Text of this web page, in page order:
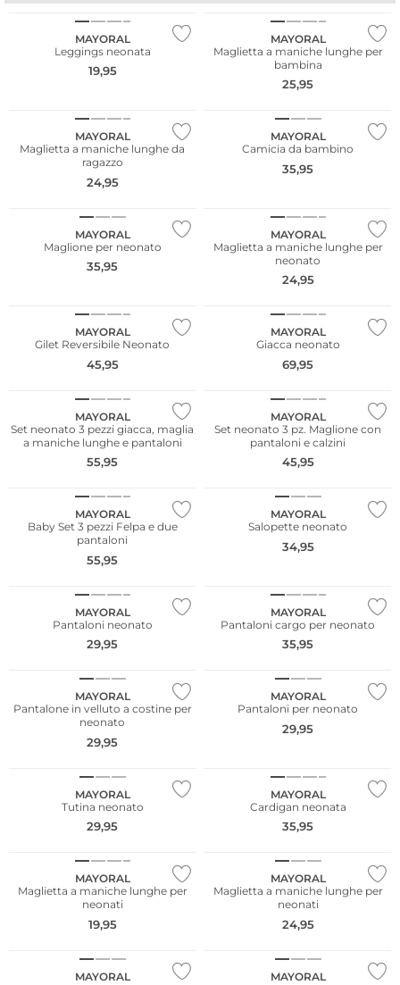
MAYORAL
Leggings neonata
19,95
MAYORAL
Maglietta a maniche lunghe per
bambina
25,95
MAYORAL
Maglietta a maniche lunghe da
ragazzo
24,95
MAYORAL
Camicia da bambino
35,95
MAYORAL
Maglione per neonato
35,95
MAYORAL
Maglietta a maniche lunghe per
neonato
24,95
MAYORAL
Gilet Reversibile Neonato
45,95
MAYORAL
Giacca neonato
69,95
MAYORAL
Set neonato 3 pezzi giacca, maglia
a maniche lunghe e pantaloni
55,95
MAYORAL
Set neonato 3 pz. Maglione con
pantaloni e calzini
45,95
MAYORAL
Baby Set 3 pezzi Felpa e due
pantaloni
55,95
MAYORAL
Salopette neonato
34,95
MAYORAL
Pantaloni neonato
29,95
MAYORAL
Pantaloni cargo per neonato
35,95
MAYORAL
Pantalone in velluto a costine per
neonato
29,95
MAYORAL
Pantaloni per neonato
29,95
MAYORAL
Tutina neonato
29,95
MAYORAL
Cardigan neonata
35,95
MAYORAL
Maglietta a maniche lunghe per
neonati
19,95
MAYORAL
Maglietta a maniche lunghe per
neonati
24,95
MAYORAL
MAYORAL